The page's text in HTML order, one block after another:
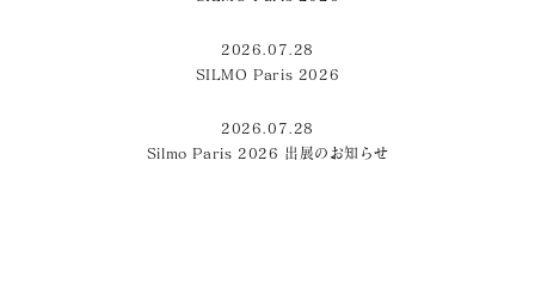
2026.07.28
SILMO Paris 2026
2026.07.28
Silmo Paris 2026 出展のお知らせ